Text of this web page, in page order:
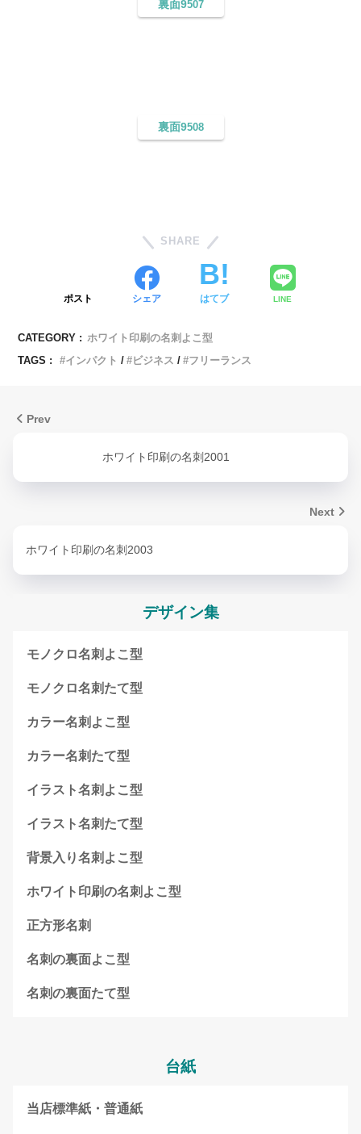
裏面9507
裏面9508
SHARE
ポスト シェア はてブ LINE
CATEGORY : ホワイト印刷の名刺よこ型
TAGS :
インパクト ビジネス フリーランス
Prev
ホワイト印刷の名刺2001
Next
ホワイト印刷の名刺2003
デザイン集
モノクロ名刺よこ型
モノクロ名刺たて型
カラー名刺よこ型
カラー名刺たて型
イラスト名刺よこ型
イラスト名刺たて型
背景入り名刺よこ型
ホワイト印刷の名刺よこ型
正方形名刺
名刺の裏面よこ型
名刺の裏面たて型
台紙
当店標準紙・普通紙